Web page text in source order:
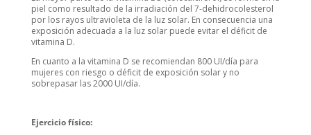
piel como resultado de la irradiación del 7-dehidrocolesterol
por los rayos ultravioleta de la luz solar. En consecuencia una
exposición adecuada a la luz solar puede evitar el déficit de
vitamina D.
En cuanto a la vitamina D se recomiendan 800 UI/día para
mujeres con riesgo o déficit de exposición solar y no
sobrepasar las 2000 UI/día.
Ejercicio físico: